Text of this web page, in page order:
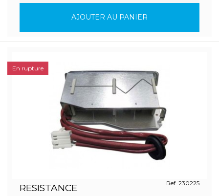
AJOUTER AU PANIER
RESISTANCE
Ref. 230225
En rupture